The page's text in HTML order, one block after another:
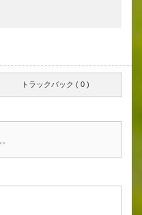
トラックバック ( 0 )